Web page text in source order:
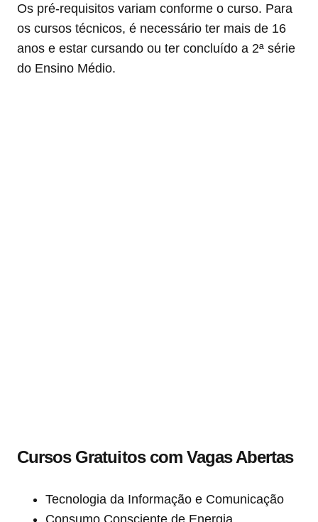
Os pré-requisitos variam conforme o curso. Para
os cursos técnicos, é necessário ter mais de 16
anos e estar cursando ou ter concluído a 2ª série
do Ensino Médio.
Cursos Gratuitos com Vagas Abertas
Tecnologia da Informação e Comunicação
Consumo Consciente de Energia